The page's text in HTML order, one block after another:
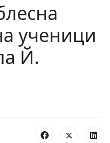
ученици
Й.